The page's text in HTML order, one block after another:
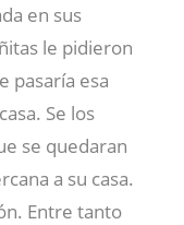
en sus
le pidieron
pasaría esa
Se los
se quedaran
a su casa.
Entre tanto